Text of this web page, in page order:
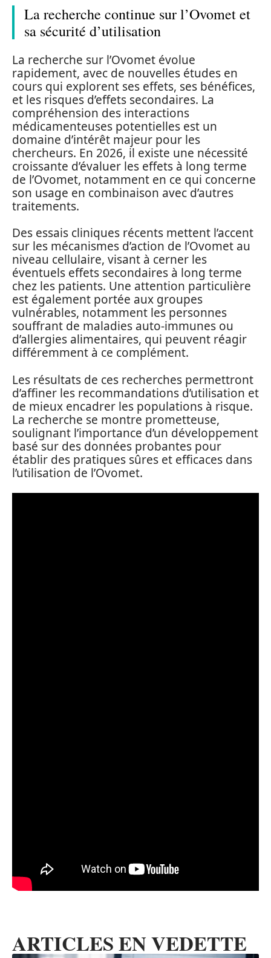
La recherche continue sur l’Ovomet et
sa sécurité d’utilisation
La recherche sur l’Ovomet évolue
rapidement, avec de nouvelles études en
cours qui explorent ses effets, ses bénéfices,
et les risques d’effets secondaires. La
compréhension des interactions
médicamenteuses potentielles est un
domaine d’intérêt majeur pour les
chercheurs. En 2026, il existe une nécessité
croissante d’évaluer les effets à long terme
de l’Ovomet, notamment en ce qui concerne
son usage en combinaison avec d’autres
traitements.
Des essais cliniques récents mettent l’accent
sur les mécanismes d’action de l’Ovomet au
niveau cellulaire, visant à cerner les
éventuels effets secondaires à long terme
chez les patients. Une attention particulière
est également portée aux groupes
vulnérables, notamment les personnes
souffrant de maladies auto-immunes ou
d’allergies alimentaires, qui peuvent réagir
différemment à ce complément.
Les résultats de ces recherches permettront
d’affiner les recommandations d’utilisation et
de mieux encadrer les populations à risque.
La recherche se montre prometteuse,
soulignant l’importance d’un développement
basé sur des données probantes pour
établir des pratiques sûres et efficaces dans
l’utilisation de l’Ovomet.
ARTICLES EN VEDETTE